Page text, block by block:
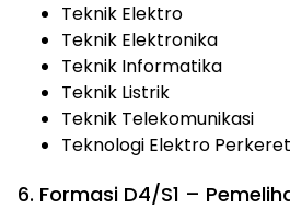
Teknik Elektro
Teknik Elektronika
Teknik Informatika
Teknik Listrik
Teknik Telekomunikasi
Teknologi Elektro
6. Formasi D4/S1 –